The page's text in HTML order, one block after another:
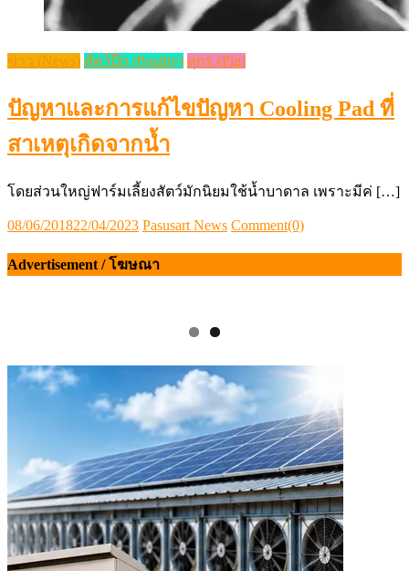
ข่าว (News) สัตว์ปีก (Poultry) สุกร (Pig)
ปัญหาและการแก้ไขปัญหา Cooling Pad ที่
สาเหตุเกิดจากน้ำ
โดยส่วนใหญ่ฟาร์มเลี้ยงสัตว์มักนิยมใช้น้ำบาดาล เพราะมีค่ […]
Posted
08/06/201822/04/2023 Author
Pasusart News Comment(0)
Advertisement / โฆษณา